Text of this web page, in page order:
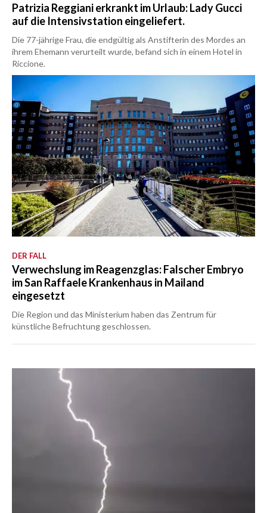
Patrizia Reggiani erkrankt im Urlaub: Lady Gucci
auf die Intensivstation eingeliefert.
Die 77-jährige Frau, die endgültig als Anstifterin des Mordes an
ihrem Ehemann verurteilt wurde, befand sich in einem Hotel in
Riccione.
DER FALL
Verwechslung im Reagenzglas: Falscher Embryo
im San Raffaele Krankenhaus in Mailand
eingesetzt
Die Region und das Ministerium haben das Zentrum für
künstliche Befruchtung geschlossen.